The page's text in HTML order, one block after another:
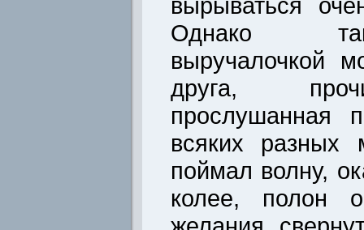
Однако
выручалочкой
друга,
всяких разных
поймал волну,
колее, полон